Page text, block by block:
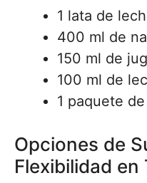
1 lata de
400 ml de
150 ml de
100 ml de
1 paquete
Opciones de
Flexibilidad en